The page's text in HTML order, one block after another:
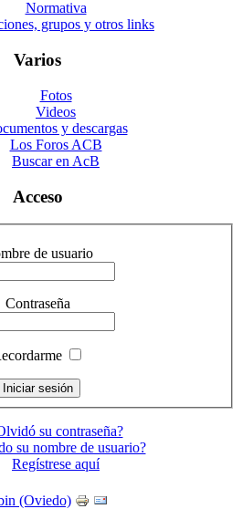
Normativa
grupos y otros links
Varios
Fotos
Videos
y descargas
Los Foros ACB
Buscar en AcB
Acceso
de usuario
Contraseña
su contraseña?
su nombre de usuario?
Regístrese aquí
(Oviedo)